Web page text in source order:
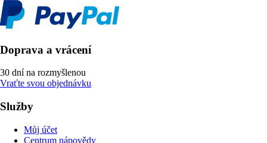
Doprava a vrácení
30 dní na rozmyšlenou
Vraťte svou objednávku
Služby
Můj účet
Centrum nápovědy